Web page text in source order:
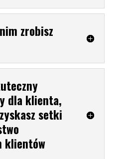
zrobisz
dla klienta,
setki
klientów